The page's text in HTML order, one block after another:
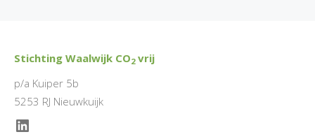
Stichting Waalwijk CO2vrij
p/a Kuiper 5b
5253 RJ Nieuwkuijk
LinkedIn